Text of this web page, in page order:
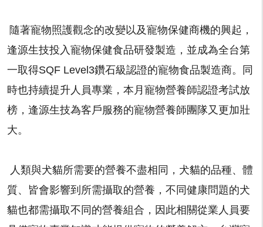
隨著寵物照護觀念的改變以及寵物保健商機的興起，
逢源生技投入寵物保健食品研發製造，並成為全台第
一取得SQF Level3鑽石級認證的寵物食品製造商。同
時也持續提升人員專業，本月寵物營養師認證考試放
榜，逢源生技為客戶服務的寵物營養師團隊又更加壯
大。
人類與犬貓所需要的營養不盡相同，犬貓的品種、體
質、皆會影響到所需攝取的營養，不同健康問題的犬
貓也都需攝取不同的營養組合，因此相關從業人員要